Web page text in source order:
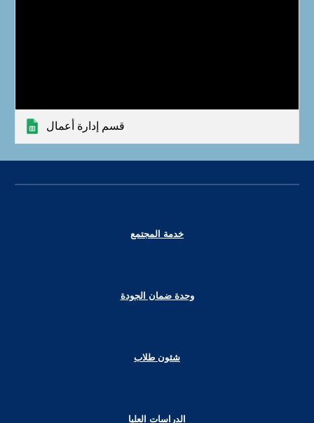
قسم إدارة أعمال
خدمة المجتمع
وحدة ضمان الجودة
شئون طلاب
الدراسات العليا